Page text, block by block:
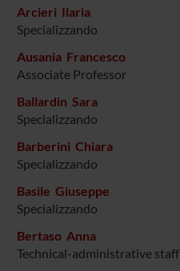
Arcieri Ilaria
Specializzando
Ausania Francesco
Associate Professor
Ballardin Sara
Specializzando
Barberini Chiara
Specializzando
Basile Giuseppe
Specializzando
Bertaso Anna
Technical-administrative staff